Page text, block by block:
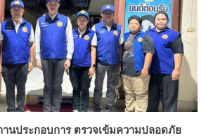
านประกอบการ ตรวจเข้มความปลอดภัย